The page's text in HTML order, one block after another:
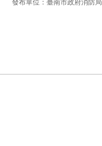
發布單位：臺南市政府消防局